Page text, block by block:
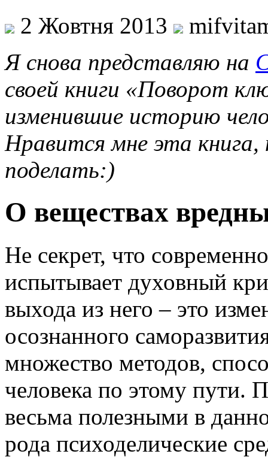
2 Жовтня 2013
Я снова представляю на
своей книги «Поворот
изменившие историю
Нравится мне эта книга,
поделать:)
О веществах
Не секрет, что
испытывает духовный
выхода из него – это
осознанного
множество методов,
человека по этому пути.
весьма полезными в
рода психоделические